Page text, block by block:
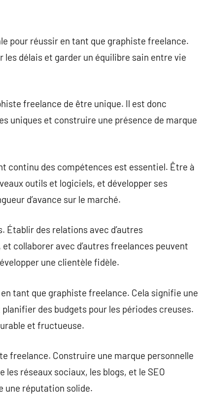
pour réussir en tant que graphiste freelance.
délais et garder un équilibre sain entre vie
freelance de être unique. Il est donc
uniques et construire une présence de marque
continu des compétences est essentiel. Être à
outils et logiciels, et développer ses
d’avance sur le marché.
Établir des relations avec d’autres
collaborer avec d’autres freelances peuvent
une clientèle fidèle.
tant que graphiste freelance. Cela signifie une
des budgets pour les périodes creuses.
et fructueuse.
freelance. Construire une marque personnelle
réseaux sociaux, les blogs, et le SEO
une réputation solide.